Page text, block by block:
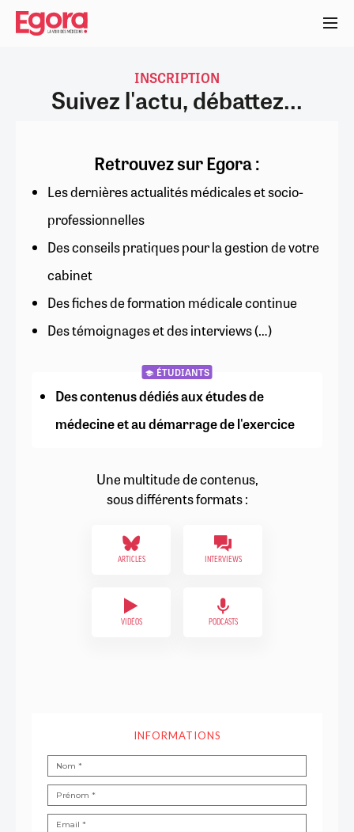
Aller
contenu
INSCRIPTION
Suivez l'actu, débattez...
Retrouvez sur Egora :
Les dernières actualités médicales et socio-
professionnelles
Des conseils pratiques pour la gestion de votre
cabinet
Des fiches de formation médicale continue
Des témoignages et des interviews (…)
ÉTUDIANTS
Des contenus dédiés aux études de
médecine et au démarrage de l'exercice
Une multitude de contenus,
sous différents formats :
ARTICLES INTERVIEWS
VIDÉOS PODCASTS